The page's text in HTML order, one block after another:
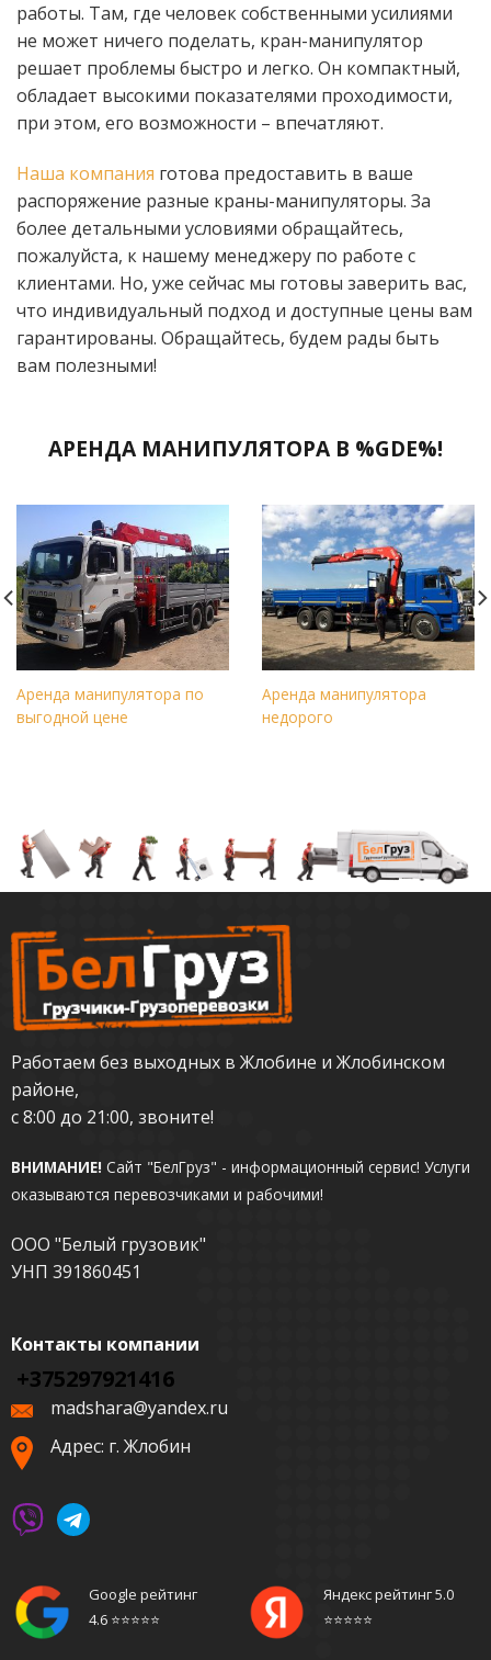
работы. Там, где человек собственными усилиями
не может ничего поделать, кран-манипулятор
решает проблемы быстро и легко. Он компактный,
обладает высокими показателями проходимости,
при этом, его возможности – впечатляют.
Наша компания готова предоставить в ваше
распоряжение разные краны-манипуляторы. За
более детальными условиями обращайтесь,
пожалуйста, к нашему менеджеру по работе с
клиентами. Но, уже сейчас мы готовы заверить вас,
что индивидуальный подход и доступные цены вам
гарантированы. Обращайтесь, будем рады быть
вам полезными!
АРЕНДА МАНИПУЛЯТОРА В %GDE%!
Аренда манипулятора по
выгодной цене
Аренда манипулятора
недорого
Работаем без выходных в Жлобине и Жлобинском
районе,
с 8:00 до 21:00, звоните!
ВНИМАНИЕ! Сайт "БелГруз" - информационный сервис! Услуги
оказываются перевозчиками и рабочими!
ООО "Белый грузовик"
УНП 391860451
Контакты компании
+375297921416
madshara@yandex.ru
Адрес: г. Жлобин
Google рейтинг
4.6 ⭐️⭐️⭐️⭐️⭐️
Яндекс рейтинг 5.0
⭐️⭐️⭐️⭐️⭐️